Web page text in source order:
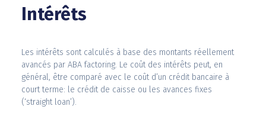
Intérêts
Les intérêts sont calculés à base des montants réellement
avancés par ABA factoring. Le coût des intérêts peut, en
général, être comparé avec le coût d’un crédit bancaire à
court terme: le crédit de caisse ou les avances fixes
(‘straight loan’).